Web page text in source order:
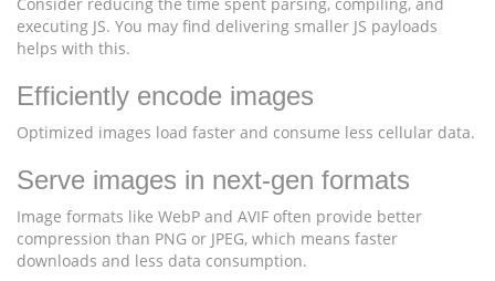
executing JS. You may find delivering smaller JS payloads
helps with this.
Efficiently encode images
Optimized images load faster and consume less cellular data.
Serve images in next-gen formats
Image formats like WebP and AVIF often provide better
compression than PNG or JPEG, which means faster
downloads and less data consumption.